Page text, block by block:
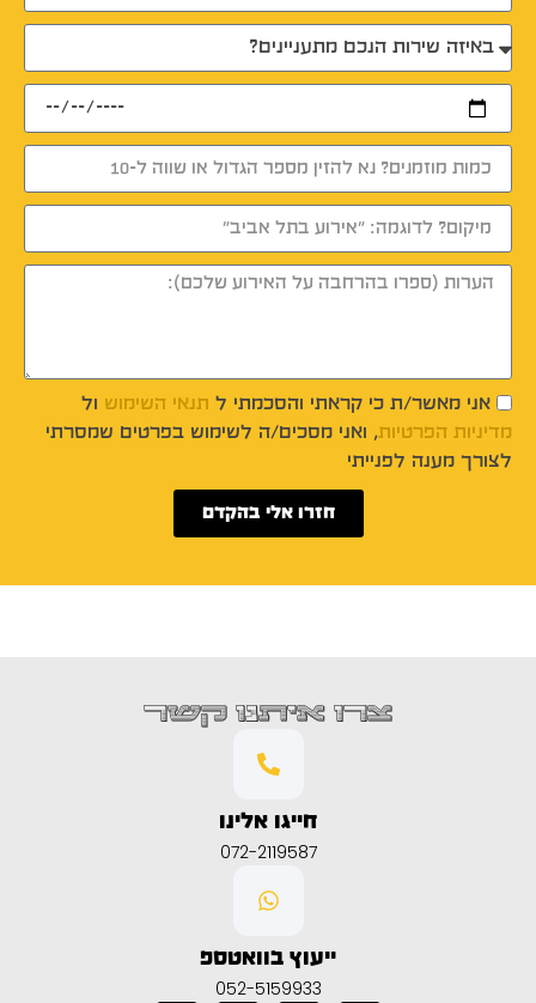
אני מאשר/ת כי קראתי והסכמתי ל תנאי השימוש ול
מדיניות הפרטיות, ואני מסכים/ה לשימוש בפרטים שמסרתי
לצורך מענה לפנייתי
חזרו אלי בהקדם
צרו איתנו קשר
חייגו אלינו
072-2119587
ייעוץ בוואטספ
052-5159933